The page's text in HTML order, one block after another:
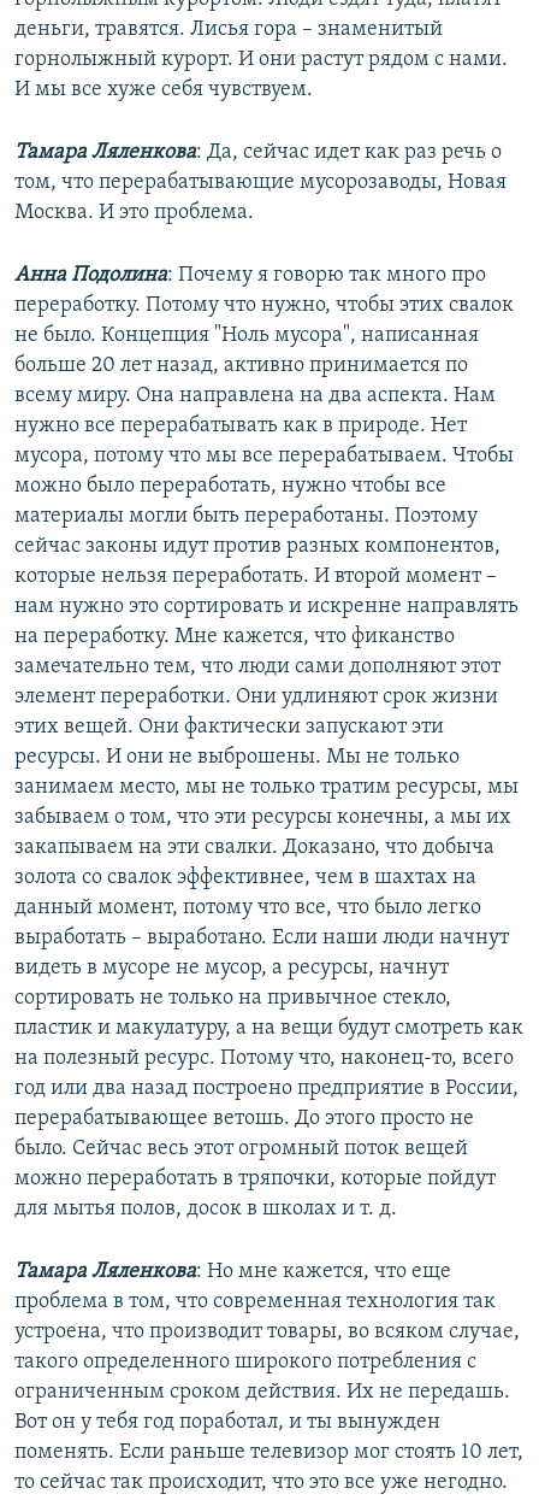
деньги, травятся. Лисья гора – знаменитый
горнолыжный курорт. И они растут рядом с нами.
И мы все хуже себя чувствуем.
Тамара Ляленкова: Да, сейчас идет как раз речь о
том, что перерабатывающие мусорозаводы, Новая
Москва. И это проблема.
Анна Подолина: Почему я говорю так много про
переработку. Потому что нужно, чтобы этих свалок
не было. Концепция "Ноль мусора", написанная
больше 20 лет назад, активно принимается по
всему миру. Она направлена на два аспекта. Нам
нужно все перерабатывать как в природе. Нет
мусора, потому что мы все перерабатываем. Чтобы
можно было переработать, нужно чтобы все
материалы могли быть переработаны. Поэтому
сейчас законы идут против разных компонентов,
которые нельзя переработать. И второй момент –
нам нужно это сортировать и искренне направлять
на переработку. Мне кажется, что фиканство
замечательно тем, что люди сами дополняют этот
элемент переработки. Они удлиняют срок жизни
этих вещей. Они фактически запускают эти
ресурсы. И они не выброшены. Мы не только
занимаем место, мы не только тратим ресурсы, мы
забываем о том, что эти ресурсы конечны, а мы их
закапываем на эти свалки. Доказано, что добыча
золота со свалок эффективнее, чем в шахтах на
данный момент, потому что все, что было легко
выработать – выработано. Если наши люди начнут
видеть в мусоре не мусор, а ресурсы, начнут
сортировать не только на привычное стекло,
пластик и макулатуру, а на вещи будут смотреть как
на полезный ресурс. Потому что, наконец-то, всего
год или два назад построено предприятие в России,
перерабатывающее ветошь. До этого просто не
было. Сейчас весь этот огромный поток вещей
можно переработать в тряпочки, которые пойдут
для мытья полов, досок в школах и т. д.
Тамара Ляленкова: Но мне кажется, что еще
проблема в том, что современная технология так
устроена, что производит товары, во всяком случае,
такого определенного широкого потребления с
ограниченным сроком действия. Их не передашь.
Вот он у тебя год поработал, и ты вынужден
поменять. Если раньше телевизор мог стоять 10 лет,
то сейчас так происходит, что это все уже негодно.